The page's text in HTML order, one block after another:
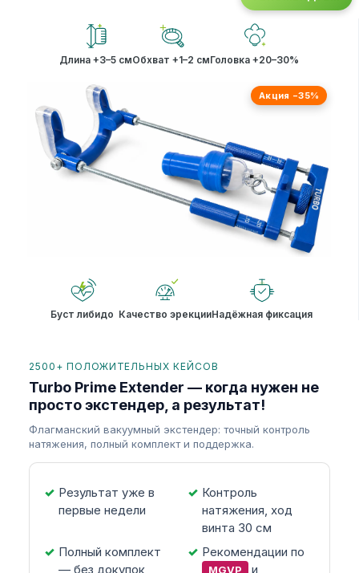
Длина +3–5 смОбхват +1–2 смГоловка +20–30%
Акция −35%
Буст либидо Качество эрекцииНадёжная фиксация
2500+ ПОЛОЖИТЕЛЬНЫХ КЕЙСОВ
Turbo Prime Extender — когда нужен не
просто экстендер, а результат!
Флагманский вакуумный экстендер: точный контроль
натяжения, полный комплект и поддержка.
Результат уже в
первые недели
Контроль
натяжения, ход
винта 30 см
Полный комплект
— без докупок
Рекомендации по
MGVP
и